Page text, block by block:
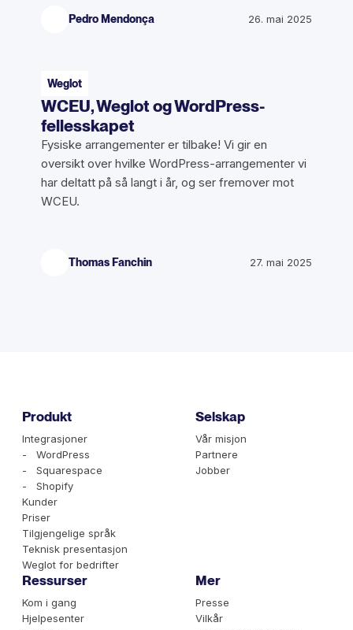
Pedro Mendonça 26. mai 2025
Weglot
WCEU, Weglot og WordPress-
fellesskapet
Fysiske arrangementer er tilbake! Vi gir en
oversikt over hvilke WordPress-arrangementer vi
har deltatt på så langt i år, og ser fremover mot
WCEU.
Thomas Fanchin 27. mai 2025
Produkt
Integrasjoner
- WordPress
- Squarespace
- Shopify
Kunder
Priser
Tilgjengelige språk
Teknisk presentasjon
Weglot for bedrifter
Selskap
Vår misjon
Partnere
Jobber
Ressurser
Kom i gang
Hjelpesenter
Mer
Presse
Vilkår